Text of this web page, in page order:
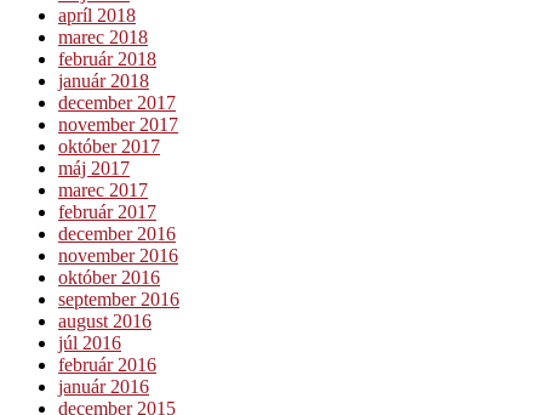
apríl 2018
marec 2018
február 2018
január 2018
december 2017
november 2017
október 2017
máj 2017
marec 2017
február 2017
december 2016
november 2016
október 2016
september 2016
august 2016
júl 2016
február 2016
január 2016
december 2015